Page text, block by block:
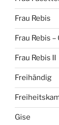
Frau Rebis
Frau Rebis
Frau Rebis II
Freihändig
Gise